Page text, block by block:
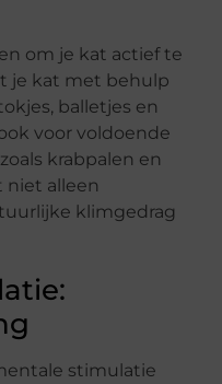
om je kat actief te
je kat met behulp
balletjes en
voor voldoende
krabpalen en
alleen
klimgedrag
stimulatie